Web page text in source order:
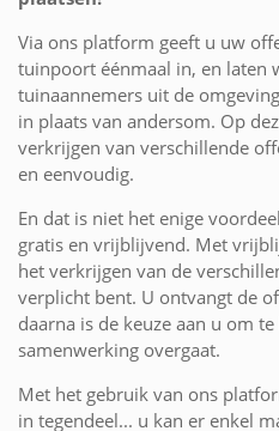
Via ons platform geeft u uw
tuinpoort éénmaal in, en laten
tuinaannemers uit de
in plaats van andersom. Op
verkrijgen van verschillende
en eenvoudig.
En dat is niet het enige
gratis en vrijblijvend. Met
het verkrijgen van de
verplicht bent. U ontvangt de
daarna is de keuze aan u om
samenwerking overgaat.
Met het gebruik van ons
in tegendeel... u kan er enkel